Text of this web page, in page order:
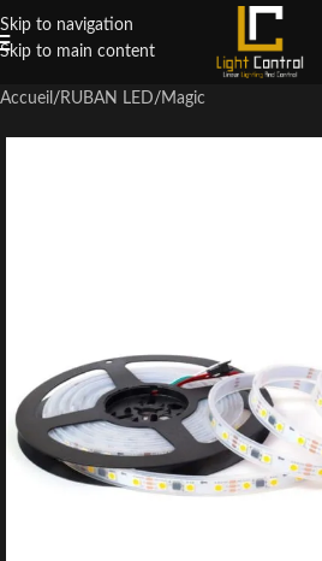
Skip to navigation
Skip to main content
Accueil / RUBAN LED/ Magic